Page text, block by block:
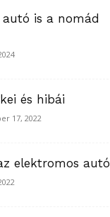
is a nomád
és hibái
17, 2022
elektromos autó